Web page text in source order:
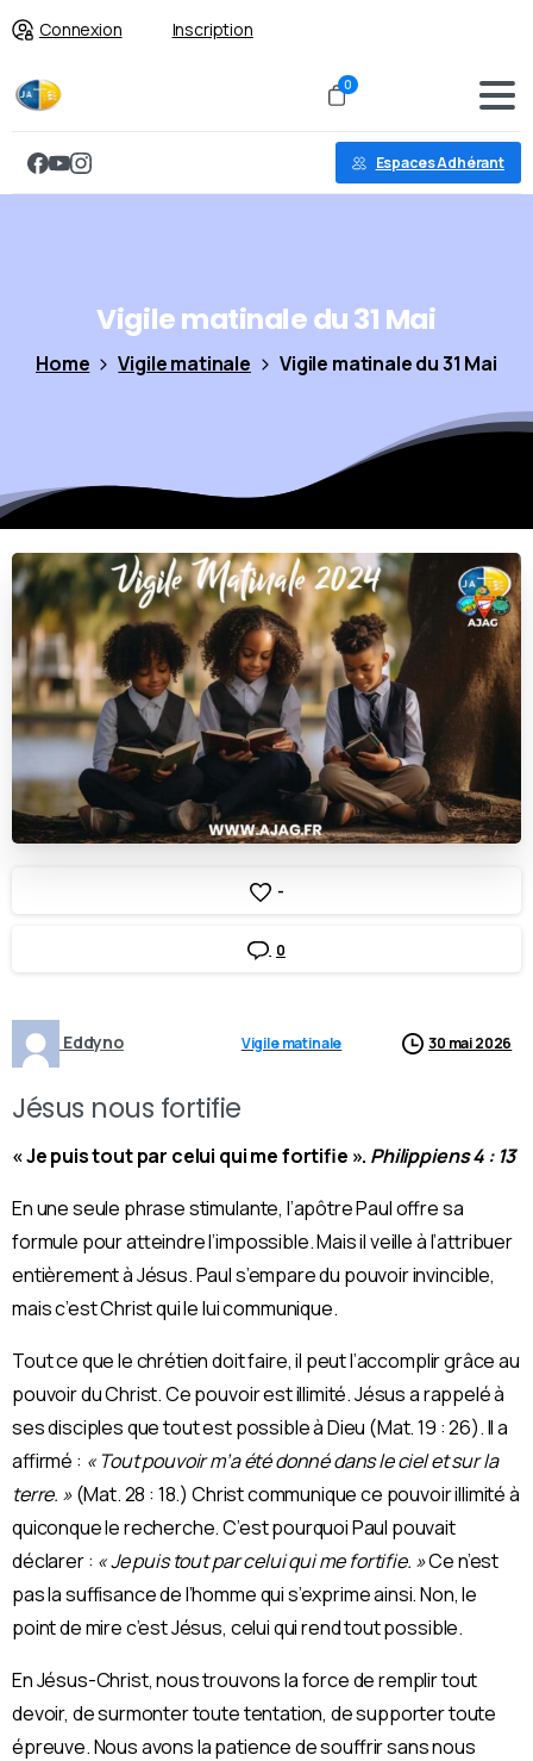
Connexion Inscription
0
Espaces Adhérant
Vigilematinaledu31 Mai
Home Vigile matinale Vigile matinale du 31 Mai
-
0
Eddyno Vigile matinale 30 mai 2026
Jésus nous fortifie
« Je puis tout par celui qui me fortifie ». Philippiens 4 : 13
En une seule phrase stimulante, l’apôtre Paul offre sa
formule pour atteindre l’impossible. Mais il veille à l’attribuer
entièrement à Jésus. Paul s’empare du pouvoir invincible,
mais c’est Christ qui le lui communique.
Tout ce que le chrétien doit faire, il peut l’accomplir grâce au
pouvoir du Christ. Ce pouvoir est illimité. Jésus a rappelé à
ses disciples que tout est possible à Dieu (Mat. 19 : 26). Il a
affirmé : « Tout pouvoir m’a été donné dans le ciel et sur la
terre. »(Mat. 28 : 18.) Christ communique ce pouvoir illimité à
quiconque le recherche. C’est pourquoi Paul pouvait
déclarer : « Je puis tout par celui qui me fortifie. »Ce n’est
pas la suffisance de l’homme qui s’exprime ainsi. Non, le
point de mire c’est Jésus, celui qui rend tout possible.
En Jésus-Christ, nous trouvons la force de remplir tout
devoir, de surmonter toute tentation, de supporter toute
épreuve. Nous avons la patience de souffrir sans nous